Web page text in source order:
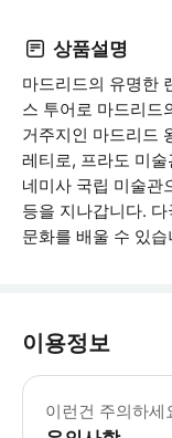
상품설명
마드리드의 유명한
스 투어로 마드리드
거주지인 마드리드
레티로, 프라도 미
네미사 국립 미술관
등을 지나갑니다.
문화를 배울 수 있습
이용정보
이런건 주의하세